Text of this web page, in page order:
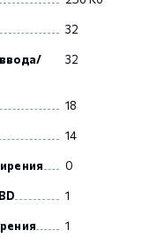
32
32
18
14
0
1
1